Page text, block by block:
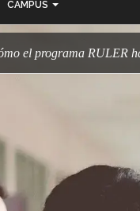
CAMPUS
el programa RULER